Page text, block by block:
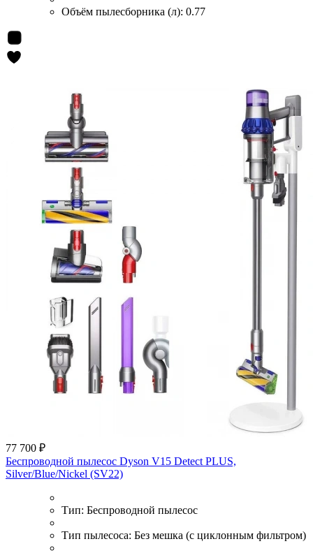
Объём пылесборника (л): 0.77
77 700 ₽
Беспроводной пылесос Dyson V15 Detect PLUS,
Silver/Blue/Nickel (SV22)
Тип: Беспроводной пылесос
Тип пылесоса: Без мешка (с циклонным фильтром)